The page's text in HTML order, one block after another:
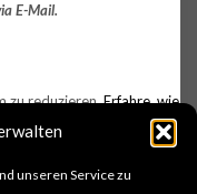
unseren Service zu
E-Mail.
zu reduzieren.Erfahre, wie